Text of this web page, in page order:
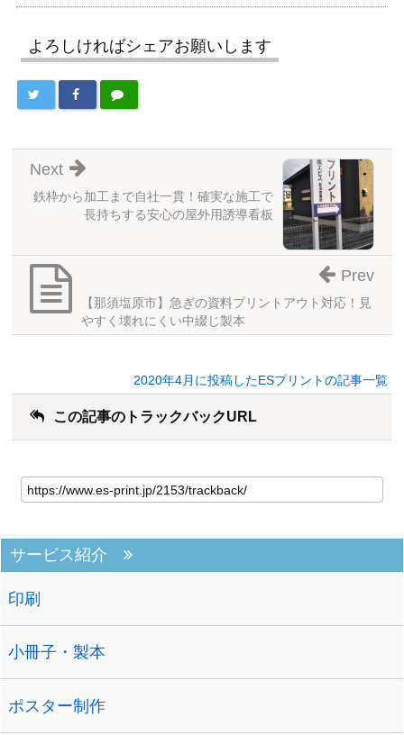
よろしければシェアお願いします
鉄枠から加工まで自社一貫！確実な施工で
長持ちする安心の屋外用誘導看板
Next
【那須塩原市】急ぎの資料プリントアウト対応！見
やすく壊れにくい中綴じ製本
Prev
2020年4月に投稿したESプリントの記事一覧
この記事のトラックバックURL
サービス紹介
印刷
小冊子・製本
ポスター制作